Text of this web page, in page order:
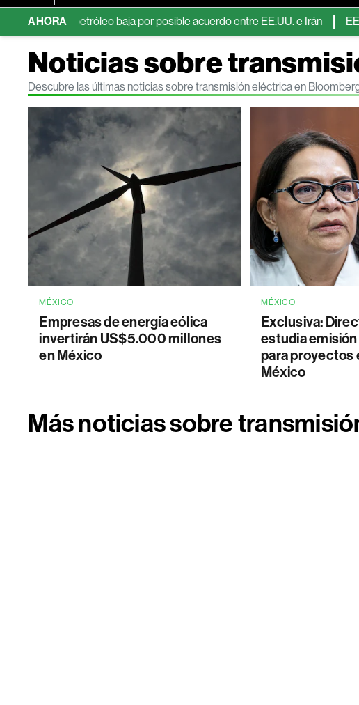
AHORA
petróleo baja por posible acuerdo entre EE.UU. e Irán EE.UU.
Noticias sobre
Descubre las últimas noticias sobre transmisión eléctrica en
MÉXICO
Empresas de energía eólica
invertirán US$5.000 millones
en México
MÉXICO
Exclusiva:
estudia
para proyectos
México
Más noticias sobre